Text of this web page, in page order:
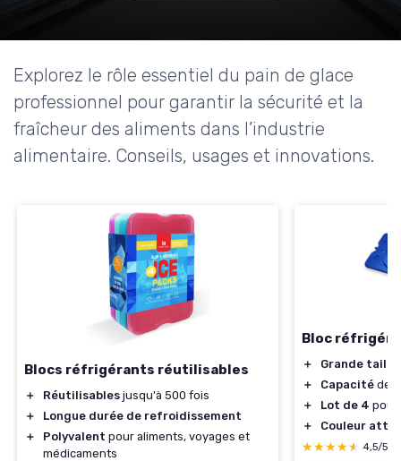
Explorez le rôle essentiel du pain de glace
professionnel pour garantir la sécurité et la
fraîcheur des aliments dans l’industrie
alimentaire. Conseils, usages et innovations.
Blocs réfrigérants réutilisables
＋ Réutilisables jusqu'à 500 fois
＋
Longue durée de refroidissement
＋
Polyvalent pour aliments, voyages et
médicaments
Bloc
＋ Grande taille
＋
Capacité de
＋
Lot de 4 pour
＋
Couleur
★★★★★
★★★★★ 4,5/5